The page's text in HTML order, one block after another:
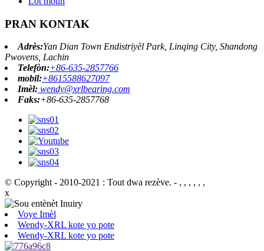
PRAN KONTAK
Adrès:Yan Dian Town Endistriyèl Park, Linqing City, Shandong
Pwovens, Lachin
Telefòn:+86-635-2857766
mobil:+8615588627097
Imèl: wendy@xrlbearing.com
Faks:+86-635-2857768
© Copyright - 2010-2021 : Tout dwa rezève. - , , , , , ,
x
Voye Imèl
Wendy-XRL kote yo pote
Wendy-XRL kote yo pote